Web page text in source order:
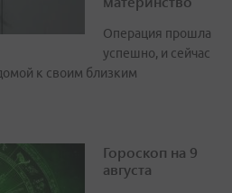
Операция прошла
успешно, и сейчас
к своим близким
Гороскоп на 9
августа